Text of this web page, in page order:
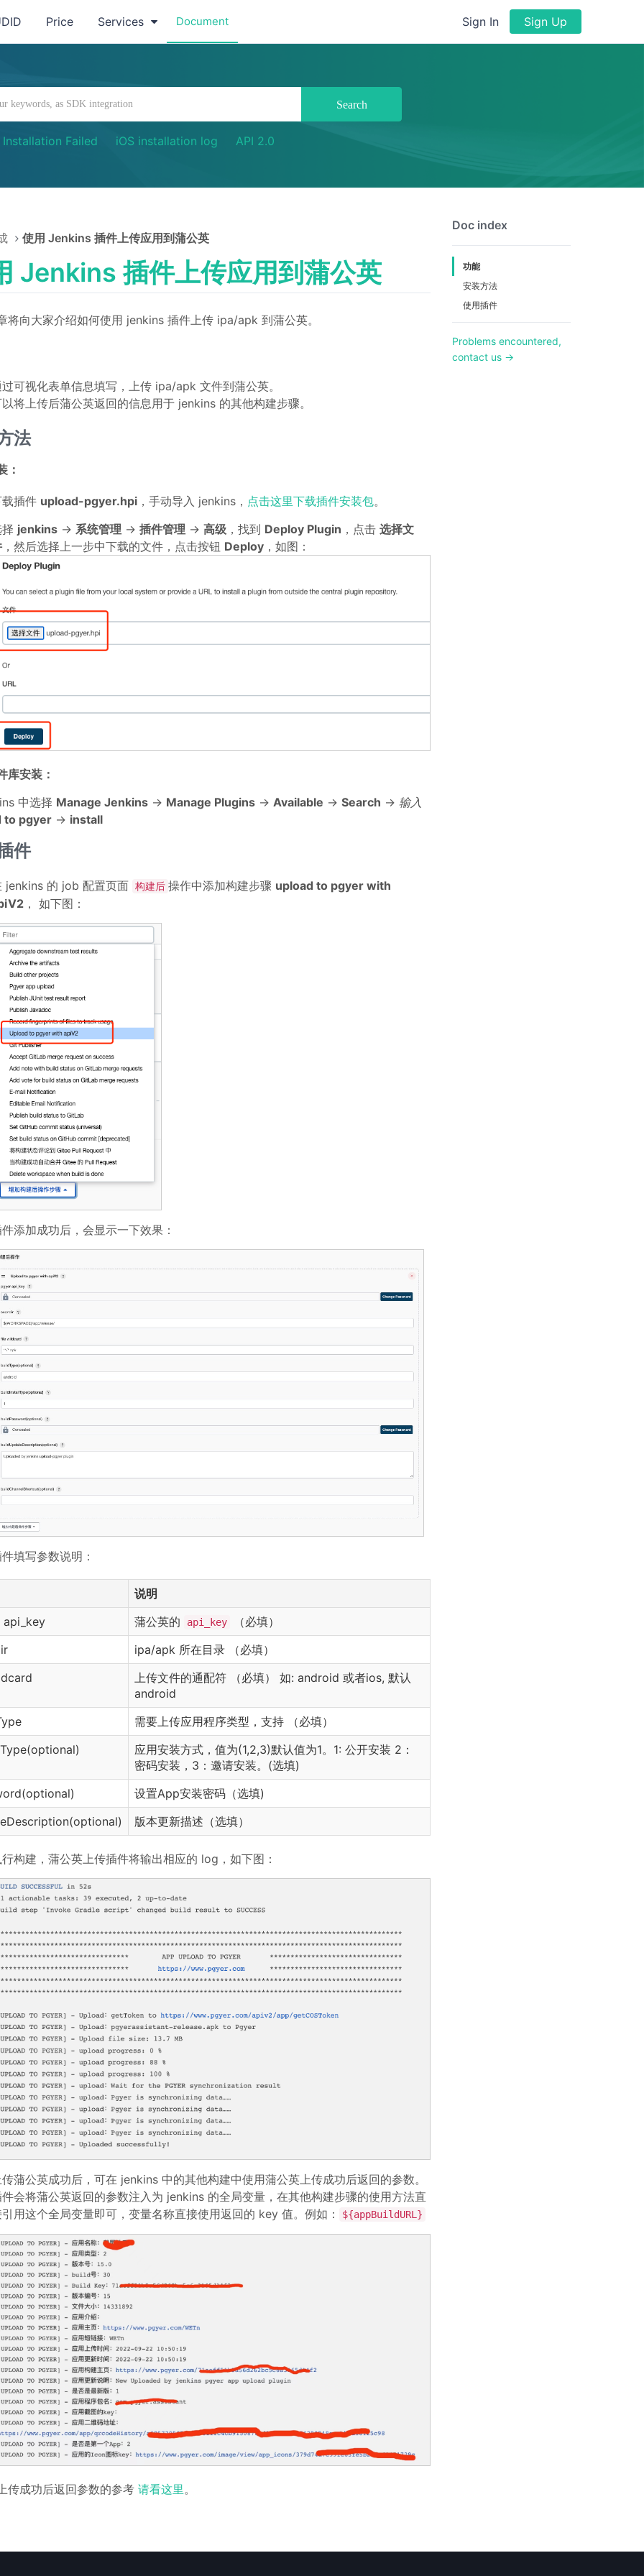
Price Services Document Sign In Sign Up
Search
Installation Failed iOS installation log API 2.0
使用 Jenkins 插件上传应用到蒲公英
Jenkins 插件上传应用到蒲公英
将向大家介绍如何使用 jenkins 插件上传 ipa/apk 到蒲公英。
可视化表单信息填写，上传 ipa/apk 文件到蒲公英。
将上传后蒲公英返回的信息用于 jenkins 的其他构建步骤。
法
：
插件 upload-pgyer.hpi，手动导入 jenkins， 点击这里下载插件安装包。
jenkins-> 系统管理 -> 插件管理 -> 高级，找到 Deploy Plugin ，点击 选择文
，然后选择上一步中下载的文件，点击按钮 Deploy，如图：
库安装：
中选择 Manage Jenkins-> Manage Plugins-> Available -> Search -> 输入
to pgyer-> install
件
jenkins 的 job 配置页面 构建后 操作中添加构建步骤 upload to pgyer with
， 如下图：
添加成功后，会显示一下效果：
填写参数说明：
说明
蒲公英的 api_key
（必填）
ipa/apk 所在目录 （必填）
上传文件的通配符 （必填） 如: android 或者ios, 默认
android
需要上传应用程序类型，支持 （必填）
应用安装方式，值为(1,2,3)默认值为1。1: 公开安装 2：
密码安装，3：邀请安装。(选填)
设置App安装密码（选填)
版本更新描述（选填）
构建，蒲公英上传插件将输出相应的 log，如下图：
蒲公英成功后，可在 jenkins 中的其他构建中使用蒲公英上传成功后返回的参数。
会将蒲公英返回的参数注入为 jenkins 的全局变量，在其他构建步骤的使用方法直
用这个全局变量即可，变量名称直接使用返回的 key 值。例如：
${appBuildURL}
传成功后返回参数的参考 请看这里 。
Doc index
功能
安装方法
使用插件
Problems encountered,
contact us →